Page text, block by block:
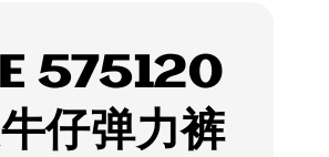
575120
仔弹力裤